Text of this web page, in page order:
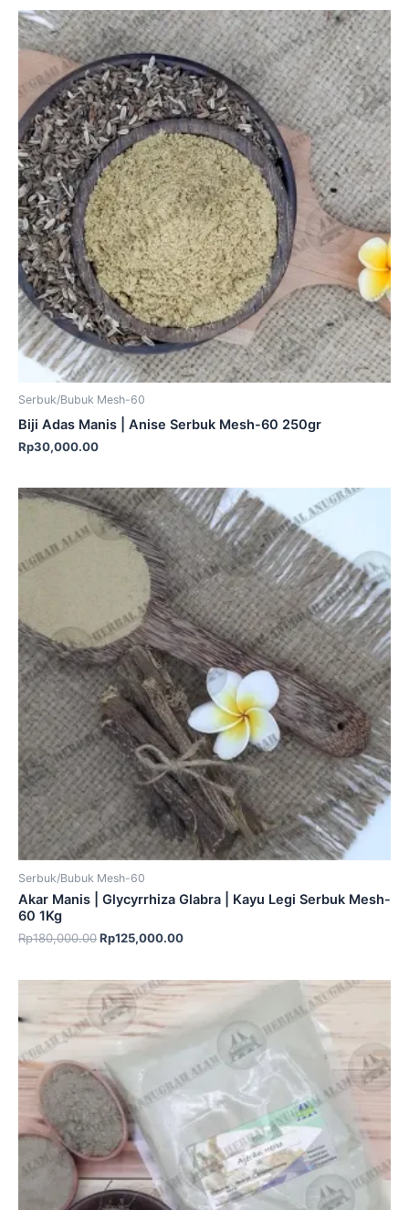
Serbuk/Bubuk Mesh-60
Biji Adas Manis | Anise Serbuk Mesh-60 250gr
Rp30,000.00
Serbuk/Bubuk Mesh-60
Akar Manis | Glycyrrhiza Glabra | Kayu Legi Serbuk Mesh-
60 1Kg
Rp180,000.00Rp125,000.00